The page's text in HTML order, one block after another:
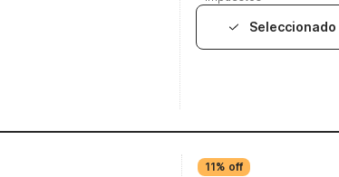
Seleccionado
11% off